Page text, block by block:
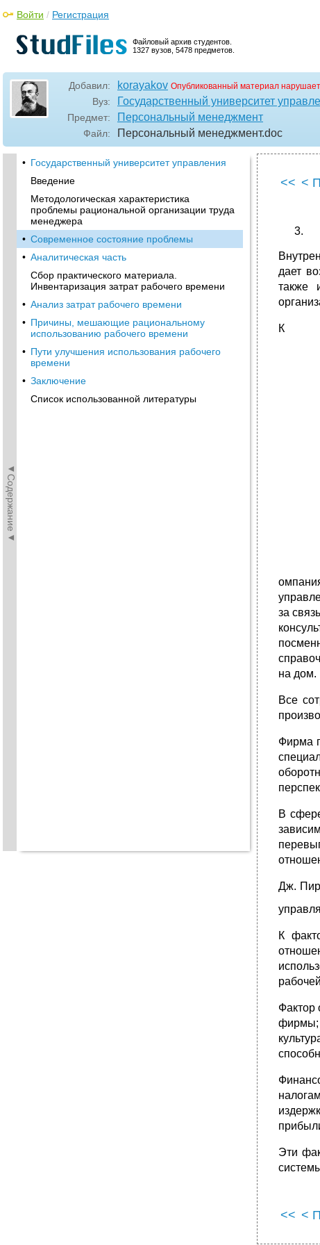
Файловый архив студентов.
1327 вузов, 5478 предметов.
Войти / Регистрация
Добавил: korayakov Опубликованный материал
Вуз: Государственный университет
Предмет: Персональный менеджмент
Файл: Персональный менеджмент.doc
◄Содержание◄
• Государственный университет управления
Введение
Методологическая характеристика
проблемы рациональной организации труда
менеджера
• Современное состояние проблемы
• Аналитическая часть
Сбор практического материала.
Инвентаризация затрат рабочего времени
• Анализ затрат рабочего времени
• Причины, мешающие рациональному
использованию рабочего времени
• Пути улучшения использования рабочего
времени
• Заключение
Список использованной литературы
<< <
дает
также
К
за
на дом.
Все
Фирма
В
Дж.
К
Фактор
фирмы;
Эти
<< <